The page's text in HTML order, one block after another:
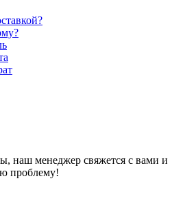
наш менеджер свяжется с вами и
проблему!